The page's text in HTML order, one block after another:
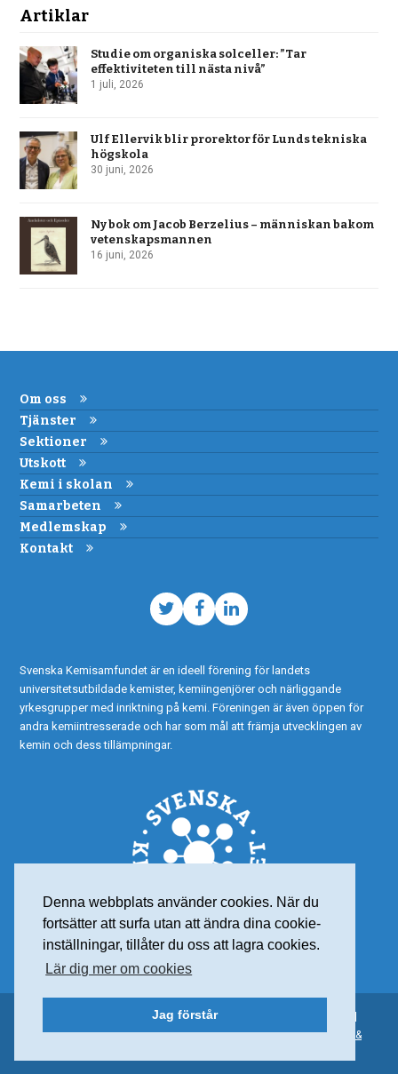
Denna webbplats använder cookies. När du
fortsätter att surfa utan att ändra dina cookie-
inställningar, tillåter du oss att lagra cookies.
Lär dig mer om cookies
Jag förstår
Artiklar
Studie om organiska solceller: ”Tar
effektiviteten till nästa nivå”
1 juli, 2026
Ulf Ellervik blir prorektor för Lunds tekniska
högskola
30 juni, 2026
Ny bok om Jacob Berzelius – människan bakom
vetenskapsmannen
16 juni, 2026
Om oss
Tjänster
Sektioner
Utskott
Kemi i skolan
Samarbeten
Medlemskap
Kontakt
TwitterFacebook
LinkedIn
Svenska Kemisamfundet är en ideell förening för landets
universitetsutbildade kemister, kemiingenjörer och närliggande
yrkesgrupper med inriktning på kemi. Föreningen är även öppen för
andra kemiintresserade och har som mål att främja utvecklingen av
kemin och dess tillämpningar.
© 2015 Svenska Kemisamfundet – Alla rättigheter reserverade |
Personuppgiftspolicy| Org nr: 802001-7565 | Webdesign:Frank &